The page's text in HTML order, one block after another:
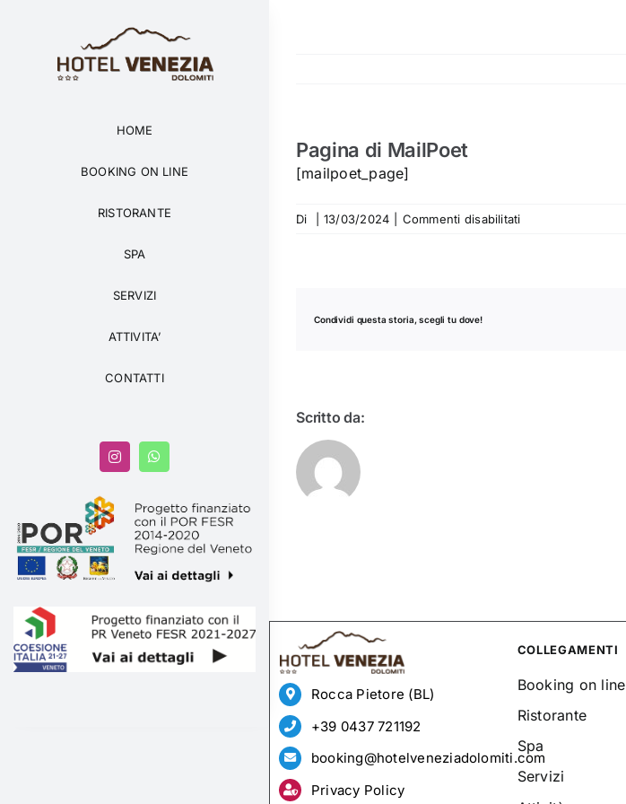
contenuto
HOME
BOOKING ON LINE
RISTORANTE
SPA
SERVIZI
ATTIVITA’
CONTATTI
Pagina di MailPoet
[mailpoet_page]
Di 13/03/2024 Commenti disabilitatisu
Condividi questa storia, scegli tu dove!
Scritto da:
Rocca Pietore (BL)
+39 0437 721192
booking@hotelveneziadolomiti.com
Privacy Policy
COLLEGAMENTI
Booking on line
Ristorante
Spa
Servizi